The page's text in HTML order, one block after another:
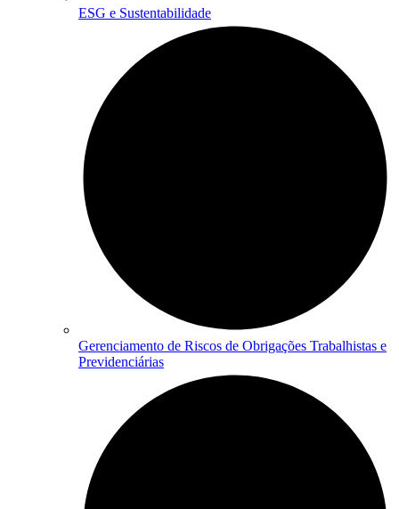
ESG e Sustentabilidade
Gerenciamento de Riscos de Obrigações Trabalhistas e
Previdenciárias